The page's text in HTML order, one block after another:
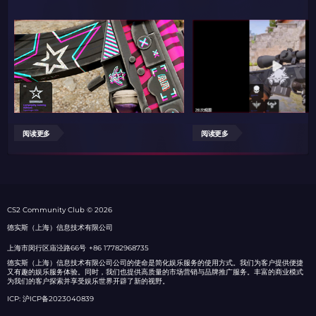
阅读更多 阅读更多
СS2 Community Club © 2026
德实斯（上海）信息技术有限公司
上海市闵行区庙泾路66号 +86 17782968735
德实斯（上海）信息技术有限公司公司的使命是简化娱乐服务的使用方式。我们为客户提供便捷
又有趣的娱乐服务体验。同时，我们也提供高质量的市场营销与品牌推广服务。丰富的商业模式
为我们的客户探索并享受娱乐世界开辟了新的视野。
ICP: 沪ICP备2023040839